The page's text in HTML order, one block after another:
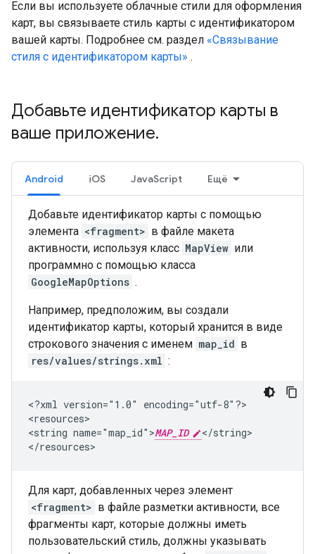
Если вы используете облачные стили для оформления
карт, вы связываете стиль карты с идентификатором
вашей карты. Подробнее см. раздел «Связывание
стиля с идентификатором карты» .
Добавьте идентификатор карты в
ваше приложение.
Android iOS JavaScript Ещё
Добавьте идентификатор карты с помощью
элемента <fragment> в файле макета
активности, используя класс MapView или
программно с помощью класса
GoogleMapOptions .
Например, предположим, вы создали
идентификатор карты, который хранится в виде
строкового значения с именем map_id в
res/values/strings.xml :
<?xml version="1.0"
encoding="utf-8"?>
<resources>
<string name="map_id">MAP_ID
</string>
Для карт, добавленных через элемент
<fragment> в файле разметки активности, все
фрагменты карт, которые должны иметь
пользовательский стиль, должны указывать